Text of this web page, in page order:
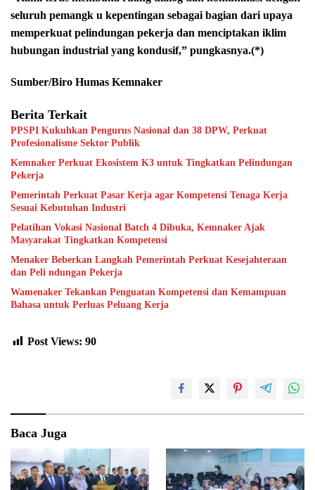
seluruh pemangk u kepentingan sebagai bagian dari upaya
memperkuat pelindungan pekerja dan menciptakan iklim
hubungan industrial yang kondusif,” pungkasnya.(*)
Sumber/Biro Humas Kemnaker
Berita Terkait
PPSPI Kukuhkan Pengurus Nasional dan 38 DPW, Perkuat
Profesionalisme Sektor Publik
Kemnaker Perkuat Ekosistem K3 untuk Tingkatkan Pelindungan
Pekerja
Pemerintah Perkuat Pasar Kerja agar Kompetensi Tenaga Kerja
Sesuai Kebutuhan Industri
Pelatihan Vokasi Nasional Batch 4 Dibuka, Kemnaker Ajak
Masyarakat Tingkatkan Kompetensi
Menaker Beberkan Langkah Pemerintah Perkuat Kesejahteraan
dan Peli ndungan Pekerja
Wamenaker Tekankan Penguatan Kompetensi dan Kemampuan
Bahasa untuk Perluas Peluang Kerja
Post Views: 90
Baca Juga